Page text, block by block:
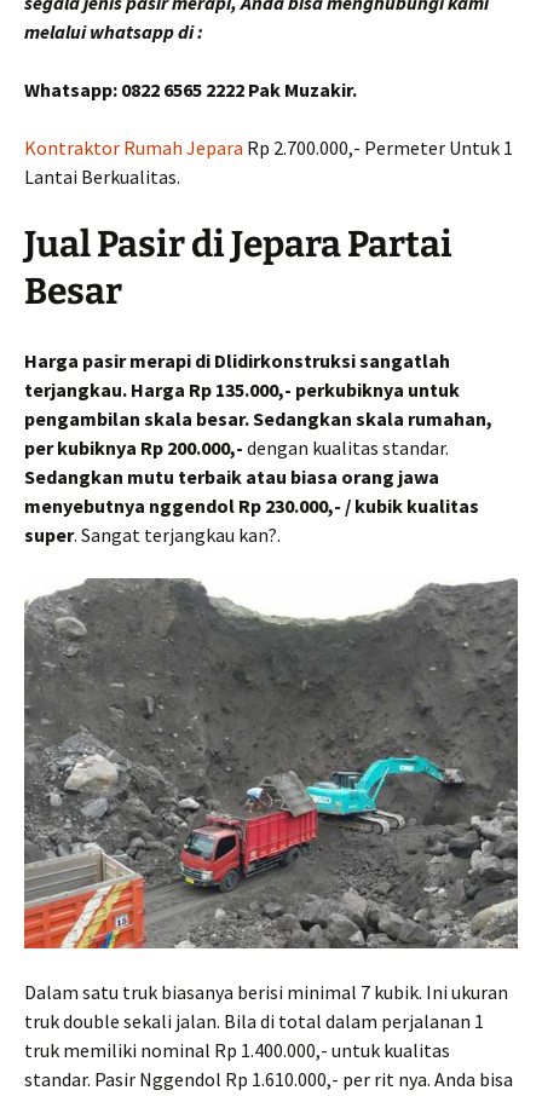
melalui whatsapp di :
Whatsapp: 0822 6565 2222 Pak Muzakir.
Kontraktor Rumah Jepara Rp 2.700.000,- Permeter Untuk 1
Lantai Berkualitas.
Jual Pasir di Jepara Partai
Besar
Harga pasir merapi di Dlidirkonstruksi sangatlah
terjangkau. Harga Rp 135.000,- perkubiknya untuk
pengambilan skala besar. Sedangkan skala rumahan,
per kubiknya Rp 200.000,- dengan kualitas standar.
Sedangkan mutu terbaik atau biasa orang jawa
menyebutnya nggendol Rp 230.000,- / kubik kualitas
super. Sangat terjangkau kan?.
Dalam satu truk biasanya berisi minimal 7 kubik. Ini ukuran
truk double sekali jalan. Bila di total dalam perjalanan 1
truk memiliki nominal Rp 1.400.000,- untuk kualitas
standar. Pasir Nggendol Rp 1.610.000,- per rit nya. Anda bisa